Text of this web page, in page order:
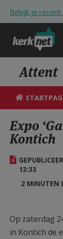
Bekijk je
HULP
Attent
Expo
Kontich
13:33
2 MINUTEN
Op zaterdag
in Kontich de